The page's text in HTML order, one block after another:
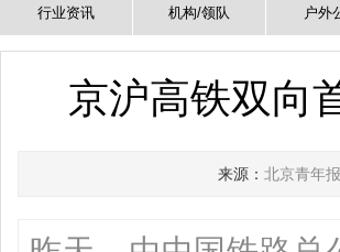
行业资讯 机构/领队 户外
京沪高铁双向
来源： 北京青年报